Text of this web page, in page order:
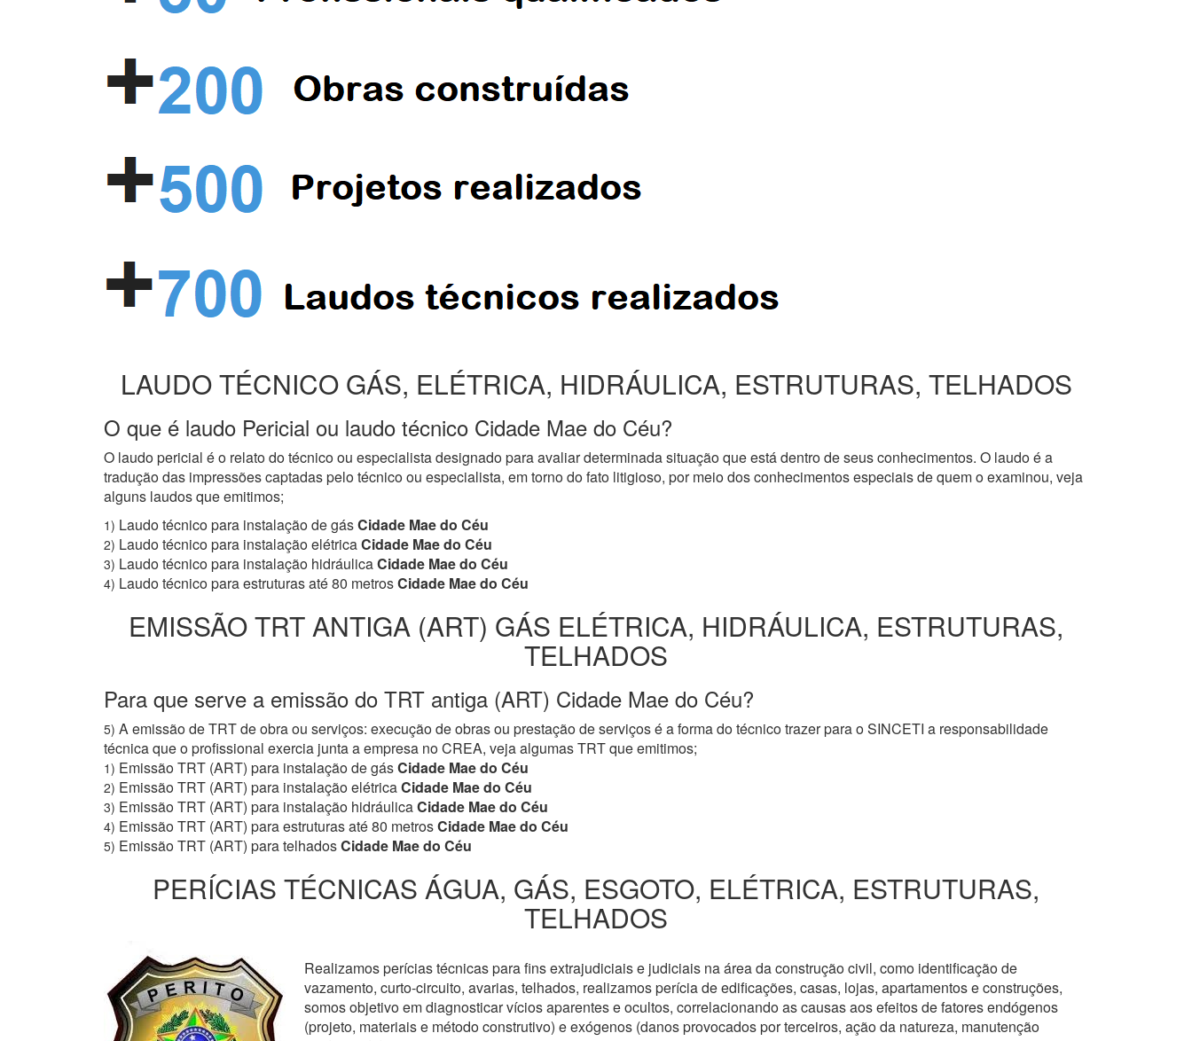
LAUDO TÉCNICO GÁS, ELÉTRICA, HIDRÁULICA, ESTRUTURAS, TELHADOS
O que é laudo Pericial ou laudo técnico Cidade Mae do Céu?
O laudo pericial é o relato do técnico ou especialista designado para avaliar determinada situação que está dentro de seus conhecimentos. O laudo é a
tradução das impressões captadas pelo técnico ou especialista, em torno do fato litigioso, por meio dos conhecimentos especiais de quem o examinou, veja
alguns laudos que emitimos;
1) Laudo técnico para instalação de gásCidade Mae do Céu
2) Laudo técnico para instalação elétricaCidade Mae do Céu
3) Laudo técnico para instalação hidráulicaCidade Mae do Céu
4) Laudo técnico para estruturas até 80 metrosCidade Mae do Céu
EMISSÃO TRT ANTIGA (ART) GÁS ELÉTRICA, HIDRÁULICA, ESTRUTURAS,
TELHADOS
Para que serve a emissão do TRT antiga (ART) Cidade Mae do Céu?
5) A emissão de TRT de obra ou serviços: execução de obras ou prestação de serviços é a forma do técnico trazer para o SINCETI a responsabilidade
técnica que o profissional exercia junta a empresa no CREA, veja algumas TRT que emitimos;
1) Emissão TRT (ART) para instalação de gásCidade Mae do Céu
2) Emissão TRT (ART) para instalação elétricaCidade Mae do Céu
3) Emissão TRT (ART) para instalação hidráulicaCidade Mae do Céu
4) Emissão TRT (ART) para estruturas até 80 metrosCidade Mae do Céu
5) Emissão TRT (ART) para telhadosCidade Mae do Céu
PERÍCIAS TÉCNICAS ÁGUA, GÁS, ESGOTO, ELÉTRICA, ESTRUTURAS,
TELHADOS
Realizamos perícias técnicas para fins extrajudiciais e judiciais na área da construção civil, como identificação de
vazamento, curto-circuito, avarias, telhados, realizamos perícia de edificações, casas, lojas, apartamentos e construções,
somos objetivo em diagnosticar vícios aparentes e ocultos, correlacionando as causas aos efeitos de fatores endógenos
(projeto, materiais e método construtivo) e exógenos (danos provocados por terceiros, ação da natureza, manutenção